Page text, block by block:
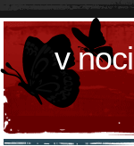
v